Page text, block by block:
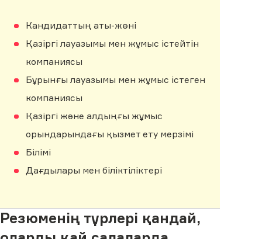
Кандидаттың аты-жөні
Қазіргі лауазымы мен жұмыс істейтін
компаниясы
Бұрынғы лауазымы мен жұмыс істеген
компаниясы
Қазіргі және алдыңғы жұмыс
орындарындағы қызмет ету мерзімі
Білімі
Дағдылары мен біліктіліктері
Резюменің түрлері қандай,